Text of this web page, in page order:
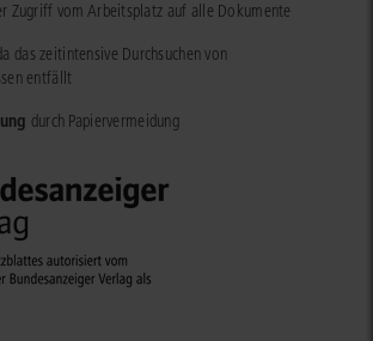
Zugriff vom Arbeitsplatz auf alle Dokumente
das zeitintensive Durchsuchen von
entfällt
durch Papiervermeidung